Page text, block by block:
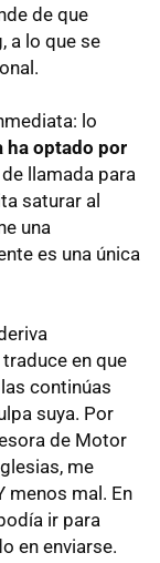
de que
a lo que se
lo
ha optado por
llamada para
saturar al
una
es una única
en que
continúas
suya. Por
de Motor
me
menos mal. En
ir para
en enviarse.